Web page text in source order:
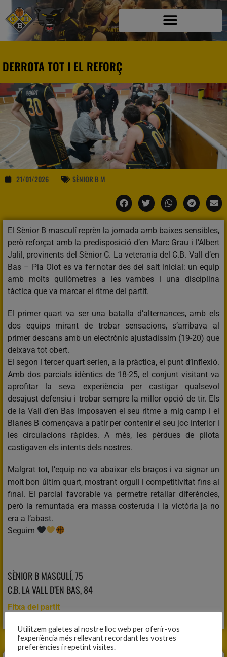
DERROTA TOT I EL REFORÇ
21/01/2026 SÈNIOR B M
El Sènior B masculí reprèn la jornada amb baixes sensibles,
però reforçat amb la predisposició d’en Marc Grau i l’Albert
Jalil, provinents del Sènior C. La veterania del C.B. Vall d’en
Bas – Pia Olot es va fer notar des del salt inicial: un equip
amb molts quilòmetres a les vambes i una disciplina
tàctica que va marcar el ritme del partit.
El primer quart va ser una batalla d’alternances, amb els
dos equips mirant de trobar sensacions, s’arribava al
primer descans amb un electrònic ajustadíssim (19-20) que
deixava tot obert.
El segon i tercer quart serien, a la pràctica, el punt d’inflexió.
Amb dos parcials idèntics de 18-25, el conjunt visitant va
aprofitar la seva experiència per castigar qualsevol
desajust defensiu i trobar sempre la millor opció de tir. Els
de la Vall d’en Bas imposaven el seu ritme a mig camp i el
Blanes B començava a patir per contenir el seu joc interior i
les circulacions ràpides. A més, les pèrdues de pilota
castigaven els intents dels nostres.
Malgrat tot, l’equip no va abaixar els braços i va signar un
molt bon últim quart, mostrant orgull i competitivitat fins al
final. El parcial favorable va permetre retallar diferències,
però la remuntada era massa costeruda i la victòria ja no
era a l’abast.
Seguim
SÈNIOR B MASCULÍ, 75
C.B. LA VALL D’EN BAS, 84
Fitxa del partit
Utilitzem galetes al nostre lloc web per oferir-vos
l’experiència més rellevant recordant les vostres
preferències i repetint visites.